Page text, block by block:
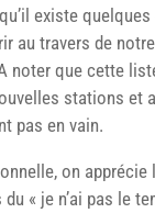
existe
au travers de
noter que cette
stations et
pas en vain.
on apprécie
« je n’ai pas le